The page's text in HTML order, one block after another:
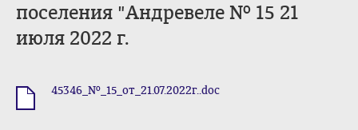
поселения "Андревеле № 15 21
июля 2022 г.
45346_№_15_от_21.07.2022г..doc